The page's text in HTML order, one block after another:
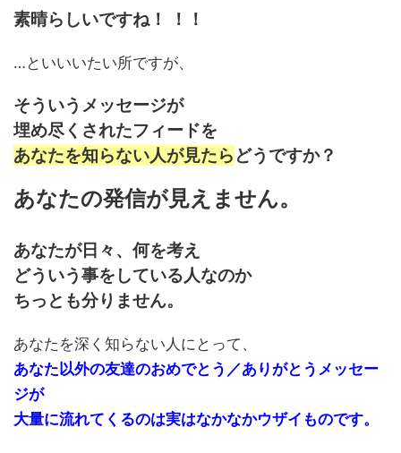
素晴らしいですね！ ！！
…といいいたい所ですが、
そういうメッセージが
埋め尽くされたフィードを
あなたを知らない人が見たら どうですか？
あなたの発信が見えません。
あなたが日々、何を考え
どういう事をしている人なのか
ちっとも分りません。
あなたを深く知らない人にとって、
あなた以外の友達のおめでとう／ありがとうメッセー
ジが
大量に流れてくるのは実はなかなかウザイものです。